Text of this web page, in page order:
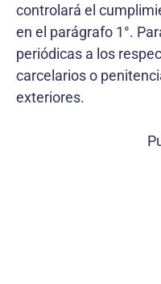
controlará el
en el parágrafo 1°.
periódicas a los
carcelarios o
exteriores.